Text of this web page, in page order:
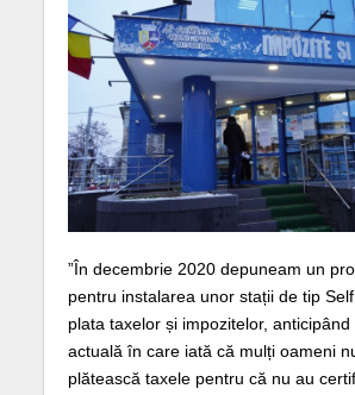
”În decembrie 2020 depuneam un
pentru instalarea unor stații de tip
plata taxelor și impozitelor, anticipând
actuală în care iată că mulți oameni
plătească taxele pentru că nu au